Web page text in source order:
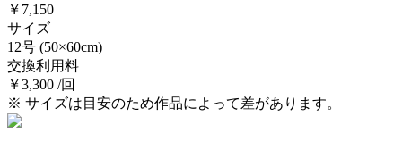
￥7,150
サイズ
12号 (50×60cm)
交換利用料
￥3,300 /回
※ サイズは目安のため作品によって差があります。